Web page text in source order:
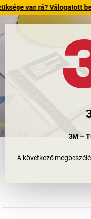
van rá? Válogatott
3M –
A következő
szókincsgyakorlás